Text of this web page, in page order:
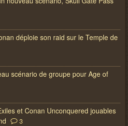
déploie son raid sur le Temple de
scénario de groupe pour Age of
et Conan Unconquered jouables
3